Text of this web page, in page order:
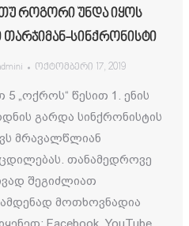
როგორი უნდა იყოს
სინქრონისტი
ოქტომბერი 17, 2019
„ოქროს“ წესით 1. ენის
გარდა სინქრონისტის
მრავალწლიან
თანამედროვე
შეგიძლიათ
მოთხოვნადია